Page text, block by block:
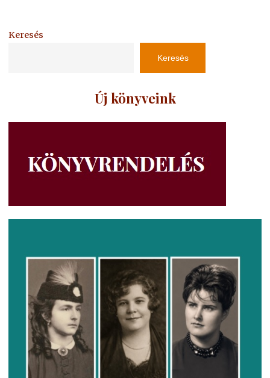
Keresés
Keresés
Új könyveink